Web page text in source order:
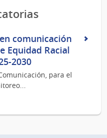
comunicación
Equidad Racial
2030
para el